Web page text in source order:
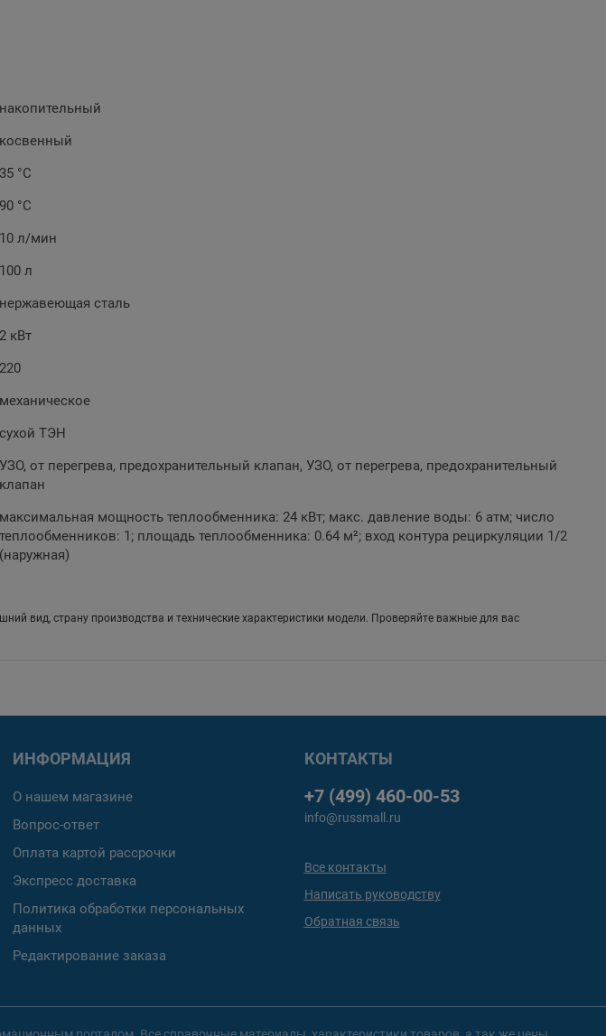
накопительный
косвенный
35 °C
90 °C
10 л/мин
100 л
нержавеющая сталь
2 кВт
220
механическое
сухой ТЭН
УЗО, от перегрева, предохранительный клапан, УЗО, от перегрева, предохранительный
клапан
максимальная мощность теплообменника: 24 кВт; макс. давление воды: 6 атм; число
теплообменников: 1; площадь теплообменника: 0.64 м²; вход контура рециркуляции 1/2
(наружная)
вид, страну производства и технические характеристики модели. Проверяйте важные для вас
ИНФОРМАЦИЯ
О нашем магазине
Вопрос-ответ
Оплата картой рассрочки
Экспресс доставка
Политика обработки персональных
данных
Редактирование заказа
КОНТАКТЫ
+7 (499) 460-00-53
info@russmall.ru
Все контакты
Написать руководству
Обратная связь